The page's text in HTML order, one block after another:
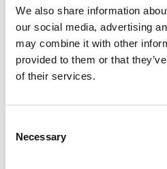
We also share information
our social media, advertising
may combine it with other
provided to them or that
of their services.
Selection
Necessary
δυνατότητα στους
βασικές αρχές του
αντιληφθούν τα οφέλη της
βιωματική άσκηση θα δούμε
πρόγραμμα φτιάχνοντας ένα
περισσότερη λεπτομέρεια τι
Στο τέλος του σεμιναρίου,